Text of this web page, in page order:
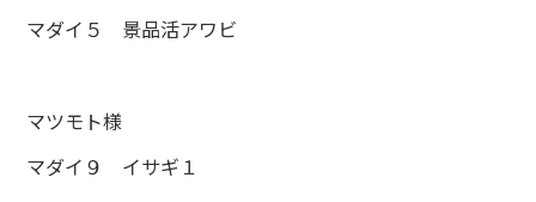
マダイ５ 景品活アワビ
マツモト様
マダイ９ イサギ１